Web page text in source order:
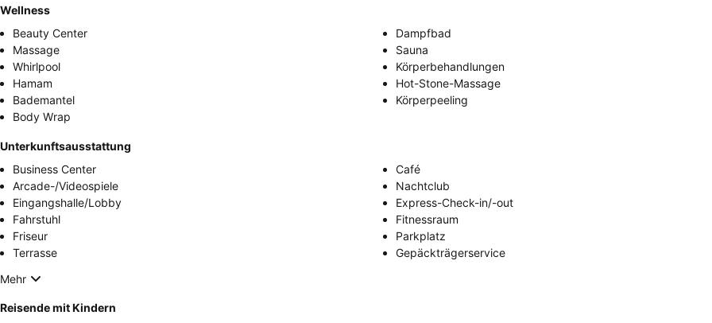
Wellness
Beauty Center
Dampfbad
Massage
Sauna
Whirlpool
Körperbehandlungen
Hamam
Hot-Stone-Massage
Bademantel
Körperpeeling
Body Wrap
Unterkunftsausstattung
Business Center
Café
Arcade-/Videospiele
Nachtclub
Eingangshalle/Lobby
Express-Check-in/-out
Fahrstuhl
Fitnessraum
Friseur
Parkplatz
Terrasse
Gepäckträgerservice
Mehr
Reisende mit Kindern